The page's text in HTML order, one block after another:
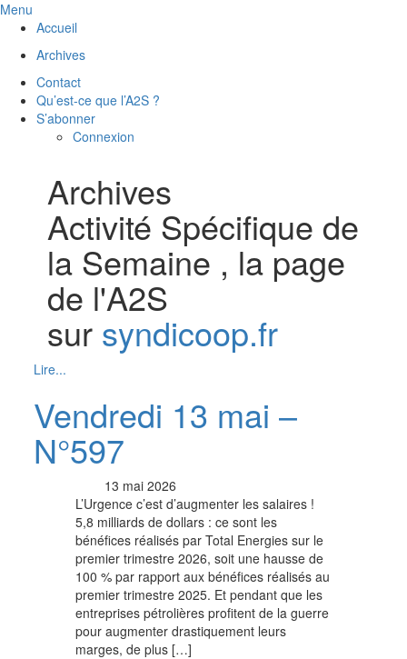
Menu
Accueil
Archives
Contact
Qu’est-ce que l’A2S ?
S’abonner
Connexion
Archives
Activité Spécifique de
la Semaine , la page
de l'A2S
sur syndicoop.fr
Lire...
Vendredi 13 mai –
N°597
13 mai 2026
L’Urgence c’est d’augmenter les salaires !
5,8 milliards de dollars : ce sont les
bénéfices réalisés par Total Energies sur le
premier trimestre 2026, soit une hausse de
100 % par rapport aux bénéfices réalisés au
premier trimestre 2025. Et pendant que les
entreprises pétrolières profitent de la guerre
pour augmenter drastiquement leurs
marges, de plus […]